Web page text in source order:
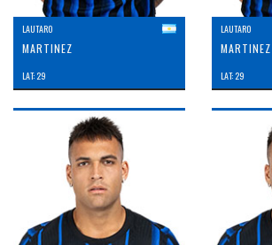
LAUTARO
MARTINEZ
LAT: 29
LAUTARO
MARTINEZ
LAT: 29